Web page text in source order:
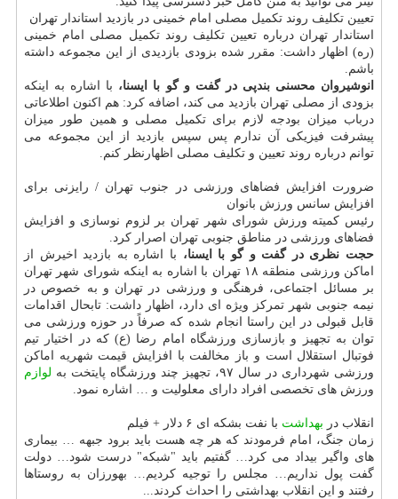
تعیین تكلیف روند تكمیل مصلی امام خمینی در بازدید استاندار تهران
استاندار تهران درباره تعیین تكلیف روند تكمیل مصلی امام خمینی
(ره) اظهار داشت: مقرر شده بزودی بازدیدی از این مجموعه داشته
باشم.
انوشیروان محسنی بندپی در گفت و گو با ایسنا، با اشاره به اینكه
بزودی از مصلی تهران بازدید می كند، اضافه كرد: هم اكنون اطلاعاتی
درباب میزان بودجه لازم برای تكمیل مصلی و همین طور میزان
پیشرفت فیزیكی آن ندارم پس سپس بازدید از این مجموعه می
توانم درباره روند تعیین و تكلیف مصلی اظهارنظر كنم.
ضرورت افزایش فضاهای ورزشی در جنوب تهران / رایزنی برای
افزایش سانس ورزش بانوان
‎رئیس كمیته ورزش شورای شهر تهران بر لزوم نوسازی و افزایش
فضاهای ورزشی در مناطق جنوبی تهران اصرار كرد.
حجت نظری در گفت و گو با ایسنا، با اشاره به بازدید اخیرش از
اماكن ورزشی منطقه ۱۸ تهران با اشاره به اینكه شورای شهر تهران
بر مسائل اجتماعی، فرهنگی و ورزشی در تهران و به خصوص در
نیمه جنوبی شهر تمركز ویژه ای دارد، اظهار داشت: تابحال اقدامات
قابل قبولی در این راستا انجام شده كه صرفاً در حوزه ورزشی می
توان به تجهیز و بازسازی ورزشگاه امام رضا (ع) كه در اختیار تیم
فوتبال استقلال است و باز مخالفت با افزایش قیمت شهریه اماكن
ورزشی شهرداری در سال ۹۷، تجهیز چند ورزشگاه پایتخت به
لوازم
ورزش های تخصصی افراد دارای معلولیت و … اشاره نمود.
انقلاب در بهداشت با نفت بشكه ای ۶ دلار + فیلم
زمان جنگ، امام فرمودند كه هر چه هست باید برود جبهه … بیماری
های واگیر بیداد می كرد… گفتیم باید "شبكه" درست شود… دولت
گفت پول نداریم… مجلس را توجیه كردیم… بهورزان به روستاها
رفتند و این انقلاب بهداشتی را احداث كردند...